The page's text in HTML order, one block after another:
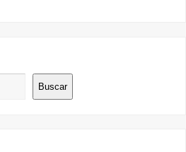
Buscar